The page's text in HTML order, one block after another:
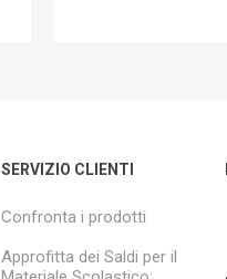
SERVIZIO CLIENTI
Confronta i prodotti
Approfitta dei Saldi per il